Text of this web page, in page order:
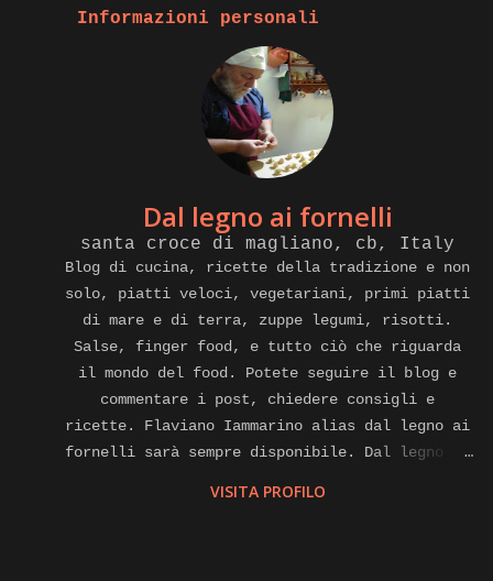
Informazioni personali
Dal legno ai fornelli
santa croce di magliano, cb, Italy
Blog di cucina, ricette della tradizione e non
solo, piatti veloci, vegetariani, primi piatti
di mare e di terra, zuppe legumi, risotti.
Salse, finger food, e tutto ciò che riguarda
il mondo del food. Potete seguire il blog e
commentare i post, chiedere consigli e
ricette. Flaviano Iammarino alias dal legno ai
fornelli sarà sempre disponibile. Dal legno ai
VISITA PROFILO